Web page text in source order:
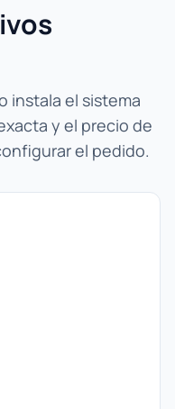
instala el sistema
y el precio de
el pedido.